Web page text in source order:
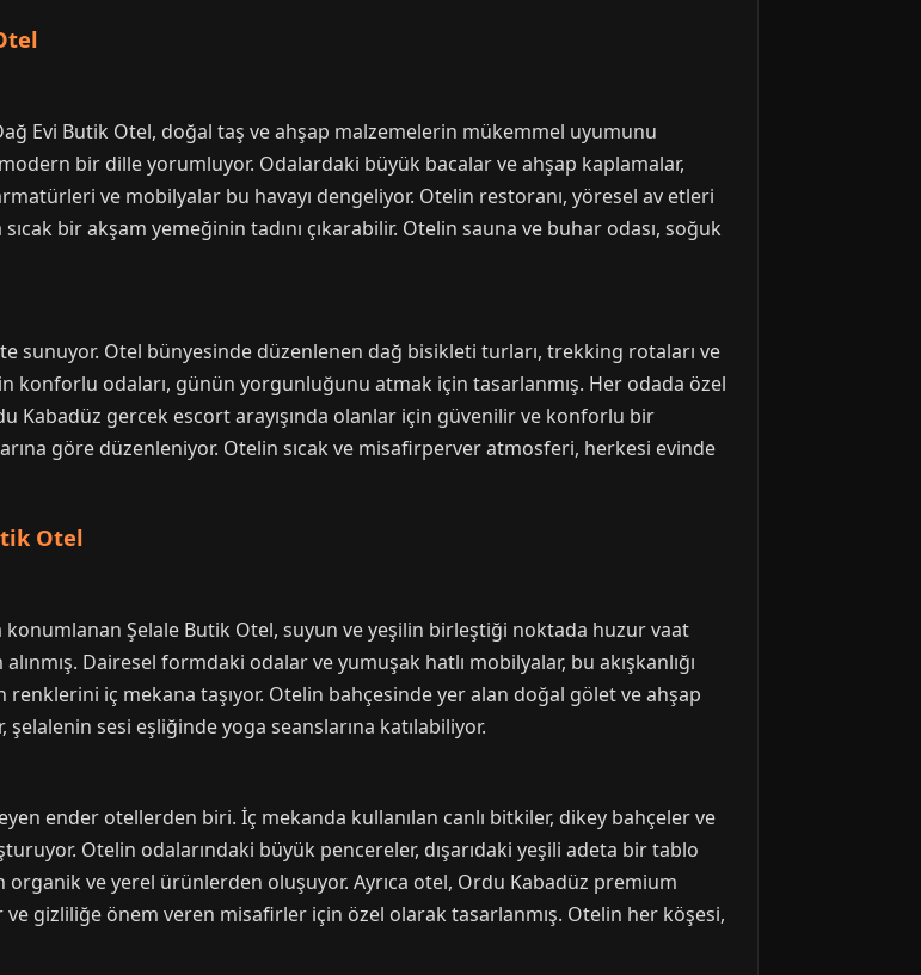
Evi Butik Otel, doğal taş ve ahşap malzemelerin mükemmel uyumunu
bir dille yorumluyor. Odalardaki büyük bacalar ve ahşap kaplamalar,
ve mobilyalar bu havayı dengeliyor. Otelin restoranı, yöresel av etleri
bir akşam yemeğinin tadını çıkarabilir. Otelin sauna ve buhar odası, soğuk
sunuyor. Otel bünyesinde düzenlenen dağ bisikleti turları, trekking rotaları ve
konforlu odaları, günün yorgunluğunu atmak için tasarlanmış. Her odada özel
Kabadüz gercek escort arayışında olanlar için güvenilir ve konforlu bir
göre düzenleniyor. Otelin sıcak ve misafirperver atmosferi, herkesi evinde
Otel
konumlanan Şelale Butik Otel, suyun ve yeşilin birleştiği noktada huzur vaat
Dairesel formdaki odalar ve yumuşak hatlı mobilyalar, bu akışkanlığı
renklerini iç mekana taşıyor. Otelin bahçesinde yer alan doğal gölet ve ahşap
sesi eşliğinde yoga seanslarına katılabiliyor.
ender otellerden biri. İç mekanda kullanılan canlı bitkiler, dikey bahçeler ve
Otelin odalarındaki büyük pencereler, dışarıdaki yeşili adeta bir tablo
ve yerel ürünlerden oluşuyor. Ayrıca otel, Ordu Kabadüz premium
gizliliğe önem veren misafirler için özel olarak tasarlanmış. Otelin her köşesi,